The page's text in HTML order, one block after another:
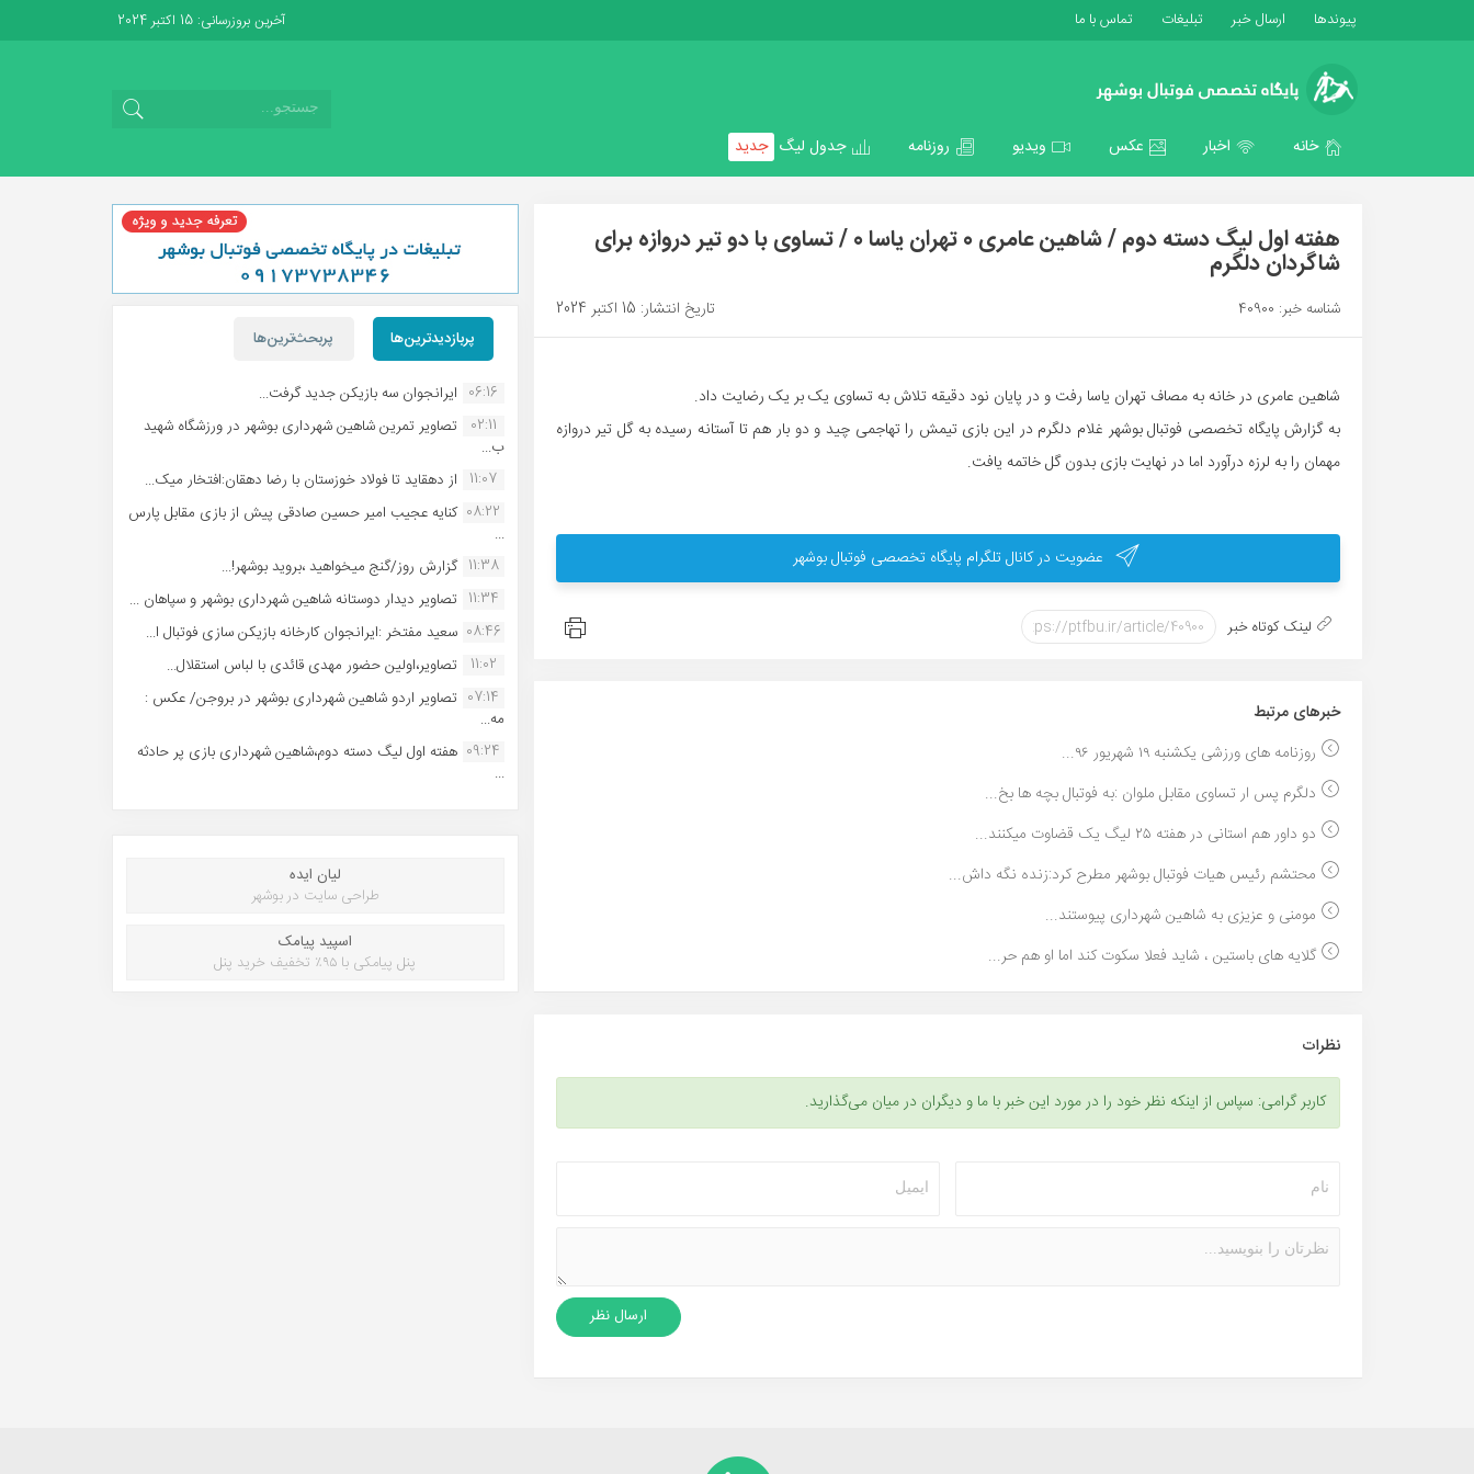
پیوندها ارسال خبر تبلیغات تماس با ما آخرین بروزرسانی: 15 اکتبر 2024
خانه اخبار عکس ویدیو روزنامه جدول لیگ جدید
هفته اول لیگ دسته دوم / شاهین عامری 0 تهران یاسا 0 / تساوی با دو تیر دروازه برای
شاگردان دلگرم
شناسه خبر: 40900 تاریخ انتشار: 15 اکتبر 2024
شاهین عامری در خانه به مصاف تهران یاسا رفت و در پایان نود دقیقه تلاش به تساوی یک بر یک رضایت داد.
به گزارش پایگاه تخصصی فوتبال بوشهر غلام دلگرم در این بازی تیمش را تهاجمی چید و دو بار هم تا آستانه رسیده به گل تیر دروازه
مهمان را به لرزه درآورد اما در نهایت بازی بدون گل خاتمه یافت.
عضویت در کانال تلگرام پایگاه تخصصی فوتبال بوشهر
لینک کوتاه خبر
خبر‌های مرتبط
روزنامه های ورزشی یکشنبه ۱۹ شهریور ۹۶...
دلگرم پس ار تساوی مقابل ملوان :به فوتبال بچه ها بخ...
دو داور هم استانی در هفته ۲۵ لیگ یک قضاوت میکنند...
محتشم رئیس هیات فوتبال بوشهر مطرح کرد:زنده نگه داش...
مومنی و عزیزی به شاهین شهرداری پیوستند...
گلایه های باستین ، شاید فعلا سکوت کند اما او هم حر...
نظرات
کاربر گرامی: سپاس از اینکه نظر خود را در مورد این خبر با ما و دیگران در میان می‌گذارید.
پربازدیدترین‌ها پربحث‌ترین‌ها
06:16 ایرانجوان سه بازیکن جدید گرفت...
02:11
تصاویر تمرین شاهین شهردارى بوشهر در ورزشگاه شهید
ب...
11:07 از دهقاید تا فولاد خوزستان با رضا دهقان:افتخار میک...
08:22 کنایه عجیب امیر حسین صادقی پیش از بازی مقابل پارس
...
11:38 گزارش روز/گنج میخواهید ،بروید بوشهر!...
11:34 تصاویر دیدار دوستانه شاهین شهردارى بوشهر و سپاهان ...
08:46 سعید مفتخر :ایرانجوان کارخانه بازیکن سازی فوتبال ا...
11:02
تصاویر،اولین حضور مهدی قائدی با لباس استقلال...
07:14 تصاویر اردو شاهین شهرداری بوشهر در بروجن/ عکس :
مه...
09:24 هفته اول لیگ دسته دوم،شاهین شهرداری بازی پر حادثه
...
لیان ایده
طراحی سایت در بوشهر
اسپید پیامک
پنل پیامکی با ۹۵٪ تخفیف خرید پنل